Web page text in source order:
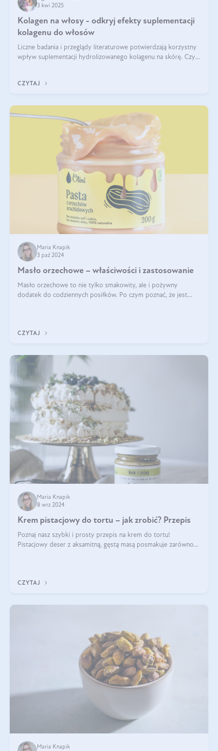
3 kwi 2025
Kolagen na włosy - odkryj efekty suplementacji
kolagenu do włosów
Liczne badania i przeglądy literaturowe potwierdzają korzystny
wpływ suplementacji hydrolizowanego kolagenu na skórę. Czy
CZYTAJ
Maria Knapik
3 paź 2024
Masło orzechowe – właściwości i zastosowanie
Masło orzechowe to nie tylko smakowity, ale i pożywny
dodatek do codziennych posiłków. Po czym poznać, że jest
CZYTAJ
Maria Knapik
8 wrz 2024
Krem pistacjowy do tortu – jak zrobić? Przepis
Poznaj nasz szybki i prosty przepis na krem do tortu!
Pistacjowy deser z aksamitną, gęstą masą posmakuje zarówno
CZYTAJ
Maria Knapik